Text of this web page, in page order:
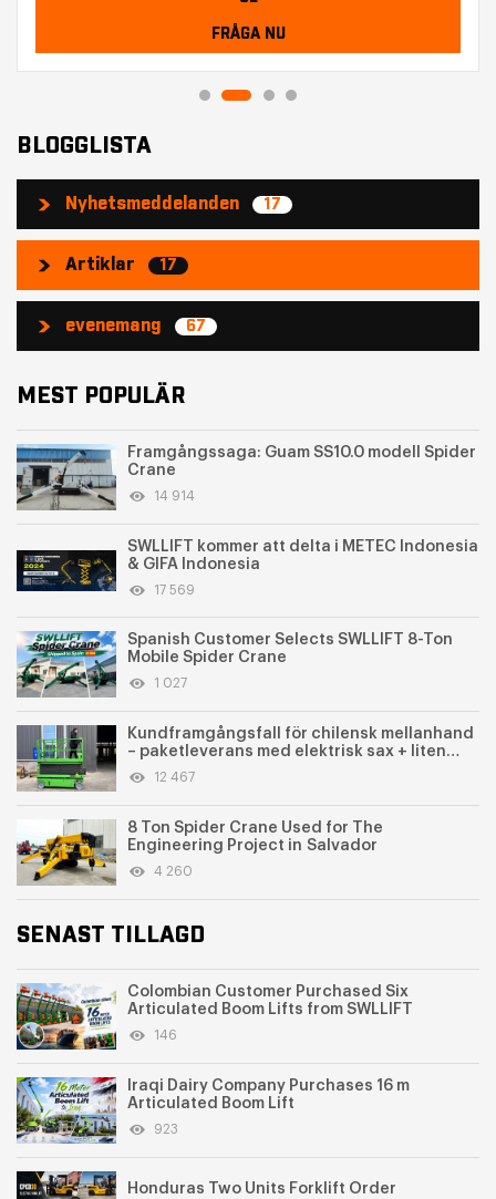
FRÅGA NU
BLOGGLISTA
Nyhetsmeddelanden 17
Artiklar 17
evenemang 67
MEST POPULÄR
Framgångssaga: Guam SS10.0 modell Spider
Crane
14 914
SWLLIFT kommer att delta i METEC Indonesia
& GIFA Indonesia
17 569
Spanish Customer Selects SWLLIFT 8-Ton
Mobile Spider Crane
1 027
Kundframgångsfall för chilensk mellanhand
– paketleverans med elektrisk sax + liten
grävmaskin
12 467
8 Ton Spider Crane Used for The
Engineering Project in Salvador
4 260
SENAST TILLAGD
Colombian Customer Purchased Six
Articulated Boom Lifts from SWLLIFT
146
Iraqi Dairy Company Purchases 16 m
Articulated Boom Lift
923
Honduras Two Units Forklift Order